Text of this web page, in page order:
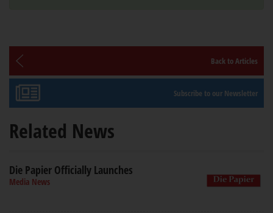
Back to Articles
Subscribe to our Newsletter
Related News
Die Papier Officially Launches
Media News